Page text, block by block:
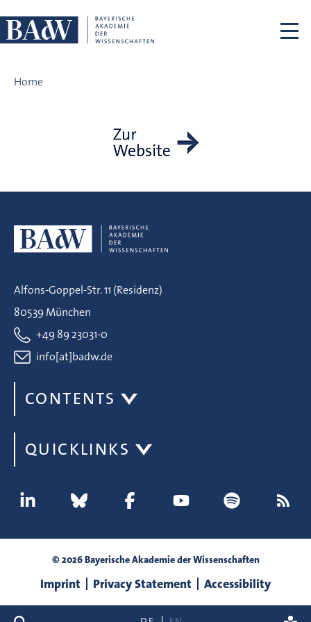
Home
Alfons-Goppel-Str. 11 (Residenz)
80539 München
+49 89 23031-0
info[at]badw.de
CONTENTS
QUICKLINKS
© 2026 Bayerische Akademie der Wissenschaften
Imprint Privacy Statement Accessibility